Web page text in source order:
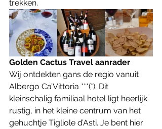
trekken.
Golden Cactus Travel aanrader
Wij ontdekten gans de regio vanuit
Albergo Ca’Vittoria ***(*). Dit
kleinschalig familiaal hotel ligt heerlijk
rustig, in het kleine centrum van het
gehuchtje Tigliole d’Asti. Je bent hier